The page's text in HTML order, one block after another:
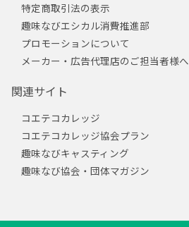
特定商取引法の表示
趣味なびエシカル消費推進部
プロモーションについて
メーカー・広告代理店のご担当者様へ
関連サイト
コエテコカレッジ
コエテコカレッジ協会プラン
趣味なびキャスティング
趣味なび協会・団体マガジン